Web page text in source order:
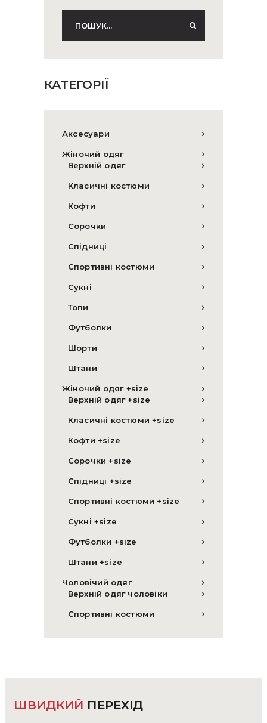
КАТЕГОРІЇ
Аксесуари
Жіночий одяг
Верхній одяг
Класичні костюми
Кофти
Сорочки
Спідниці
Спортивні костюми
Сукні
Топи
Футболки
Шорти
Штани
Жіночий одяг +size
Верхній одяг +size
Класичні костюми +size
Кофти +size
Сорочки +size
Спідниці +size
Спортивні костюми +size
Сукні +size
Футболки +size
Штани +size
Чоловічий одяг
Верхній одяг чоловіки
Спортивні костюми
ШВИДКИЙ ПЕРЕХІД